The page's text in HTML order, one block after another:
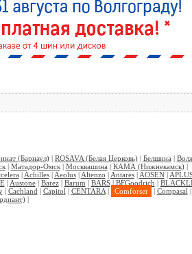
(Барнаул)| ROSAVA (Белая Церковь)| Белшина |
| Матадор-Омск| Москвашина | КАМА (Нижнекамск)|
| Achilles| Aeolus| Altenzo | Antares| AOSEN|
| Austone| Barez| Barum | BARS| BFGoodrich |
| Cachland | Capitol | CENTARA| Comforser | Compasal |
|